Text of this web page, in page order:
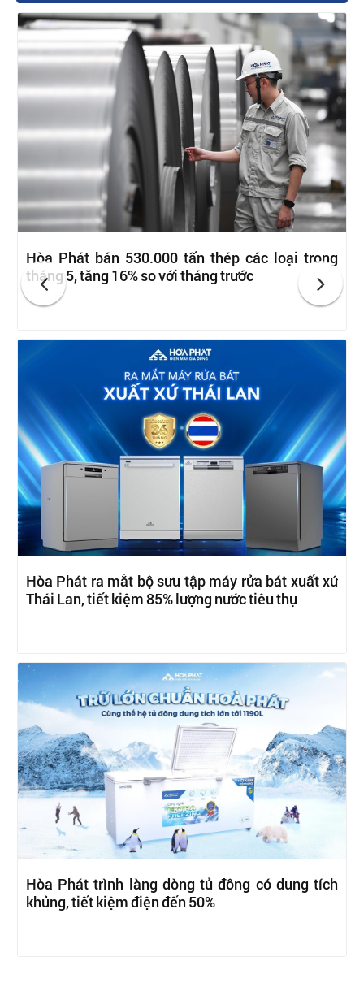
Hòa Phát bán 530.000 tấn thép các loại trong
tháng 5, tăng 16% so với tháng trước
Hòa Phát ra mắt bộ sưu tập máy rửa bát xuất xứ
Thái Lan, tiết kiệm 85% lượng nước tiêu thụ
Hòa Phát trình làng dòng tủ đông có dung tích
khủng, tiết kiệm điện đến 50%